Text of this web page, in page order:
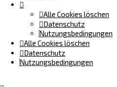
Alle Cookies löschen
Datenschutz
Nutzungsbedingungen
Alle Cookies löschen
Datenschutz
Nutzungsbedingungen